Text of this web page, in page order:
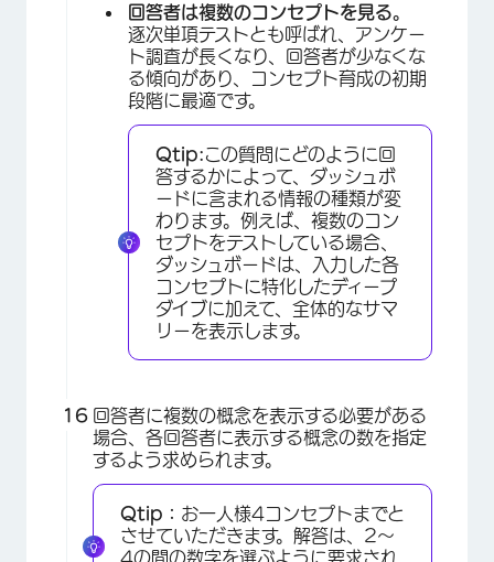
回答者は複数のコンセプトを見る。
逐次単項テストとも呼ばれ、アンケー
ト調査が長くなり、回答者が少なくな
る傾向があり、コンセプト育成の初期
段階に最適です。
Qtip:この質問にどのように回
答するかによって、ダッシュボ
ードに含まれる情報の種類が変
わります。例えば、複数のコン
セプトをテストしている場合、
ダッシュボードは、入力した各
コンセプトに特化したディープ
ダイブに加えて、全体的なサマ
リーを表示します。
回答者に複数の概念を表示する必要がある
場合、各回答者に表示する概念の数を指定
するよう求められます。
Qtip： お一人様4コンセプトまでと
させていただきます。解答は、2～
4の間の数字を選ぶように要求され